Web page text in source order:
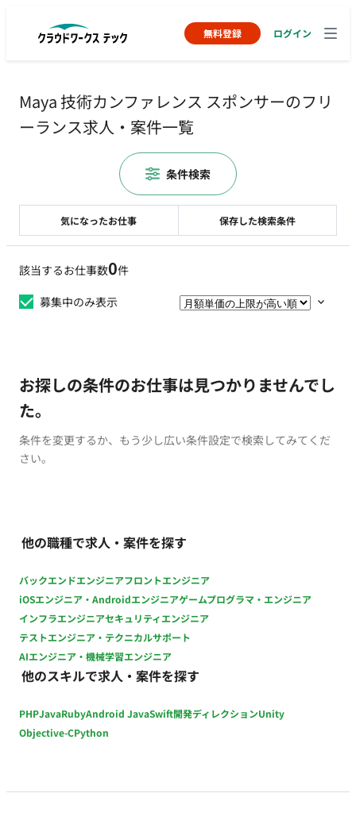
無料登録 ログイン
Maya 技術カンファレンス スポンサーのフリ
ーランス求人・案件一覧
該当するお仕事数0件
募集中のみ表示
お探しの条件のお仕事は見つかりませんでし
た。
条件を変更するか、もう少し広い条件設定で検索してみてくだ
さい。
他の職種で求人・案件を探す
バックエンドエンジニアフロントエンジニア
iOSエンジニア・Androidエンジニアゲームプログラマ・エンジニア
インフラエンジニアセキュリティエンジニア
テストエンジニア・テクニカルサポート
AIエンジニア・機械学習エンジニア
他のスキルで求人・案件を探す
PHPJavaRubyAndroid JavaSwift開発ディレクションUnity
Objective-CPython
気になったお仕事 保存した検索条件
条件検索